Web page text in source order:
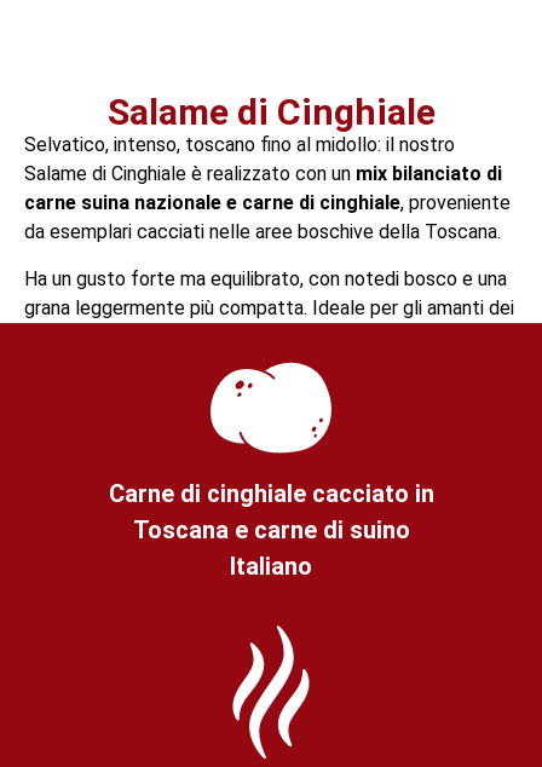
Salame di Cinghiale
Selvatico, intenso, toscano fino al midollo: il nostro
Salame di Cinghiale è realizzato con un mix bilanciato di
carne suina nazionale e carne di cinghiale, proveniente
da esemplari cacciati nelle aree boschive della Toscana.
Ha un gusto forte ma equilibrato, con notedi bosco e una
grana leggermente più compatta. Ideale per gli amanti dei
gli altri protagonisti del tagliere.
Carne di cinghiale cacciato in
Toscana e carne di suino
Italiano